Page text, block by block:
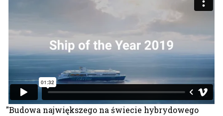
"Budowa największego na świecie hybrydowego